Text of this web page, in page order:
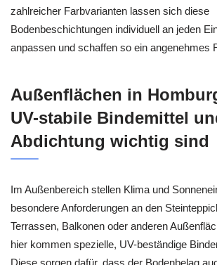
zahlreicher Farbvarianten lassen sich diese
Bodenbeschichtungen individuell an jeden
anpassen und schaffen so ein angenehmes
Außenflächen in
UV-stabile Bindemittel
Abdichtung wichtig sind
Im Außenbereich stellen Klima und
besondere Anforderungen an den
Terrassen, Balkonen oder anderen
hier kommen spezielle, UV-beständige
Diese sorgen dafür, dass der Bodenbelag